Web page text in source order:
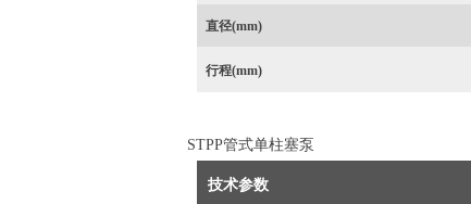
直径(mm)
行程(mm)
STPP管式单柱塞泵
技术参数